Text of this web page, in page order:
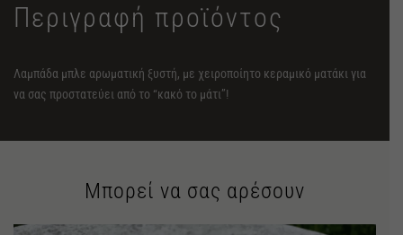
Περιγραφή προϊόντος
Λαμπάδα μπλε αρωματική ξυστή, με χειροποίητο κεραμικό ματάκι για
να σας προστατεύει από το “κακό το μάτι”!
Μπορεί να σας αρέσουν